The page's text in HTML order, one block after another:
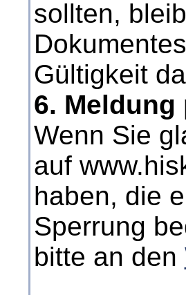
sollten,
Gültigkeit
6.
Wenn Sie
auf
haben, die
Sperrung
bitte an den